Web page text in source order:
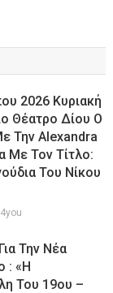
2026 Κυριακή
Θέατρο Δίου Ο
Την Alexandra
Με Τον Τίτλο:
Του Νίκου
Την Νέα
: «Η
Του 19ου –